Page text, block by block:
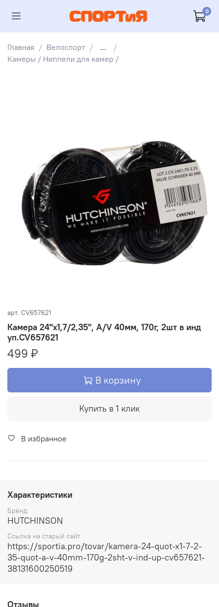
0
Главная Велоспорт
...
Камеры / Ниппели для камер /
арт. CV657621
Камера 24"x1,7/2,35", A/V 40мм, 170г, 2шт в инд
уп.CV657621
499 ₽
В корзину
Купить в 1 клик
В избранное
Характеристики
Бренд
HUTCHINSON
Ссылка на старый сайт
https://sportia.pro/tovar/kamera-24-quot-x1-7-2-
35-quot-a-v-40mm-170g-2sht-v-ind-up-cv657621-
38131600250519
Отзывы